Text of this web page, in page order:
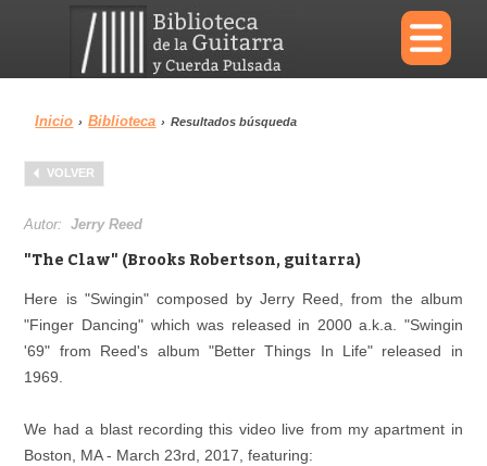
×
Menu
Biblioteca
Área personal Reproductor
Inicio › Biblioteca › Resultados búsqueda
VOLVER
Autor:Jerry Reed
"The Claw" (Brooks Robertson, guitarra)
Here is "Swingin" composed by Jerry Reed, from the album
"Finger Dancing" which was released in 2000 a.k.a. "Swingin
'69" from Reed's album "Better Things In Life" released in
1969.
We had a blast recording this video live from my apartment in
Boston, MA - March 23rd, 2017, featuring: